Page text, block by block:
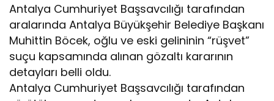
Antalya Cumhuriyet Başsavcılığı tarafından
aralarında Antalya Büyükşehir Belediye Başkanı
Muhittin Böcek, oğlu ve eski gelininin “rüşvet”
suçu kapsamında alınan gözaltı kararının
detayları belli oldu.
Antalya Cumhuriyet Başsavcılığı tarafından